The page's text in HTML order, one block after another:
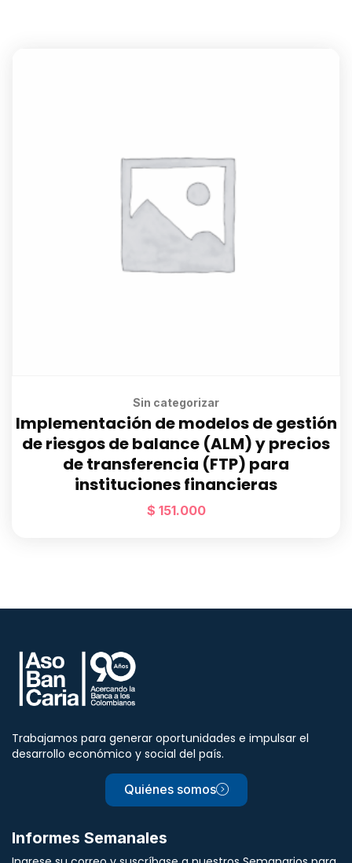
Sin categorizar
Implementación de modelos de gestión
de riesgos de balance (ALM) y precios
de transferencia (FTP) para
instituciones financieras
$ 151.000
Trabajamos para generar oportunidades e impulsar el
desarrollo económico y social del país.
Quiénes somos
Informes Semanales